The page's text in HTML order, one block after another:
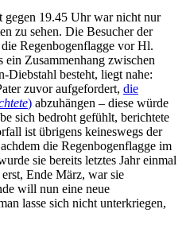
gegen 19.45 Uhr war nicht nur
zu sehen. Die Besucher der
Regenbogenflagge vor Hl.
Zusammenhang zwischen
Diebstahl besteht, liegt nahe:
zuvor aufgefordert, die
) abzuhängen – diese würde
sich bedroht gefühlt, berichtete
ist übrigens keineswegs der
die Regenbogenflagge im
sie bereits letztes Jahr einmal
Ende März, war sie
will nun eine neue
lasse sich nicht unterkriegen,